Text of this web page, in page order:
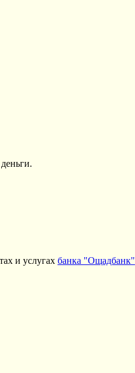
и услугах банка "Ощадбанк"